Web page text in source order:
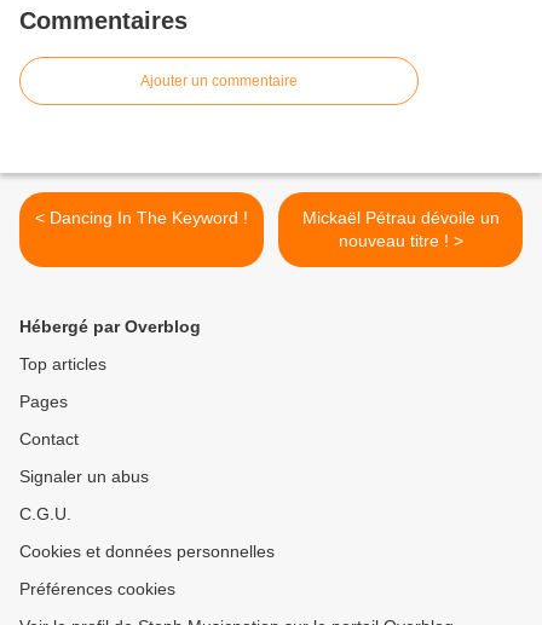
Commentaires
Ajouter un commentaire
< Dancing In The Keyword !
Mickaël Pétrau dévoile un
nouveau titre ! >
Hébergé par Overblog
Top articles
Pages
Contact
Signaler un abus
C.G.U.
Cookies et données personnelles
Préférences cookies